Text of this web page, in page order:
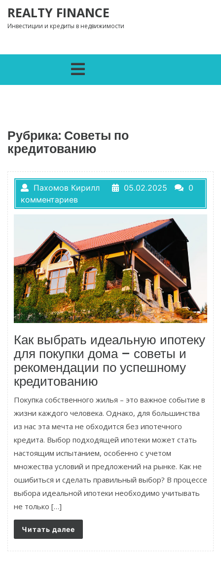
REALTY FINANCE
Инвестиции и кредиты в недвижимости
Рубрика: Советы по
кредитованию
Пахомов Кирилл 05.02.2025
0
комментариев
Как выбрать идеальную ипотеку
для покупки дома – советы и
рекомендации по успешному
кредитованию
Покупка собственного жилья – это важное событие в
жизни каждого человека. Однако, для большинства
из нас эта мечта не обходится без ипотечного
кредита. Выбор подходящей ипотеки может стать
настоящим испытанием, особенно с учетом
множества условий и предложений на рынке. Как не
ошибиться и сделать правильный выбор? В процессе
выбора идеальной ипотеки необходимо учитывать
не только […]
Читать далее